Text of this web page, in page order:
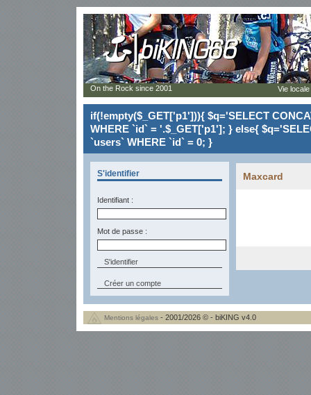
if(!empty($_GET['p1'])){ $q='SELECT
WHERE `id` = '.$_GET['p1']; } else{
`users` WHERE `id` = 0; }
S'identifier
Identifiant :
Mot de passe :
Créer un compte
Maxcard
On the Rock since 2001 Vie
Mentions légales - 2001/2026 © - biKING v4.0